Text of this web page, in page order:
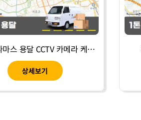
대치동 다마스 용달 CCTV 카메라 케이블 운송
상세보기